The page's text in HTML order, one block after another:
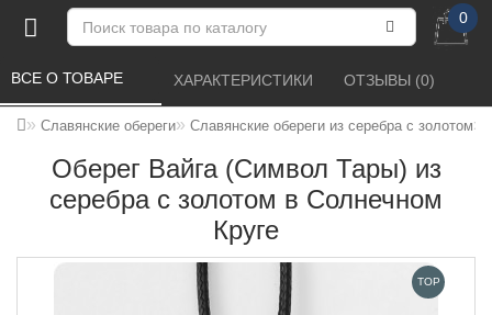
0
Славянские обереги Славянские обереги из серебра с золотом
Оберег Вайга (Символ Тары) из
серебра с золотом в Солнечном
Круге
ВСЕ О ТОВАРЕ ХАРАКТЕРИСТИКИ ОТЗЫВЫ (0)
TOP